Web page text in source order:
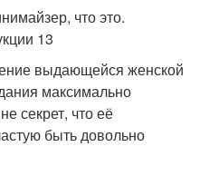
выдающейся женской
максимально
секрет, что её
быть довольно